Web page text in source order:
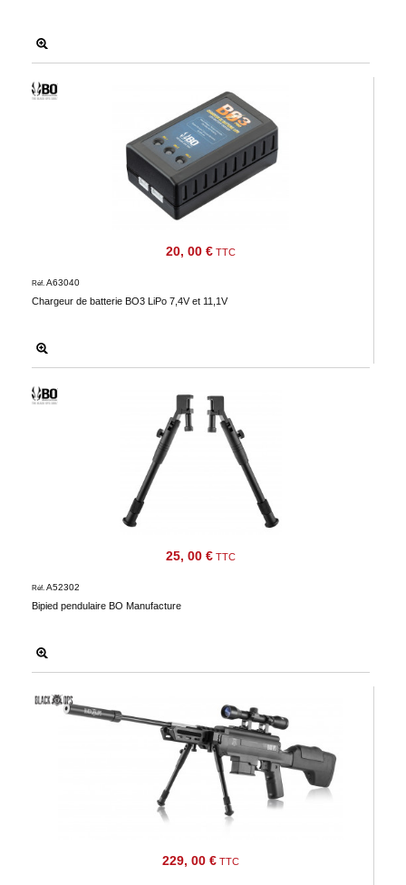
20, 00 € TTC
Chargeur de batterie BO3 LiPo 7,4V et 11,1V
Réf. A63040
25, 00 € TTC
Bipied pendulaire BO Manufacture
Réf. A52302
229, 00 € TTC